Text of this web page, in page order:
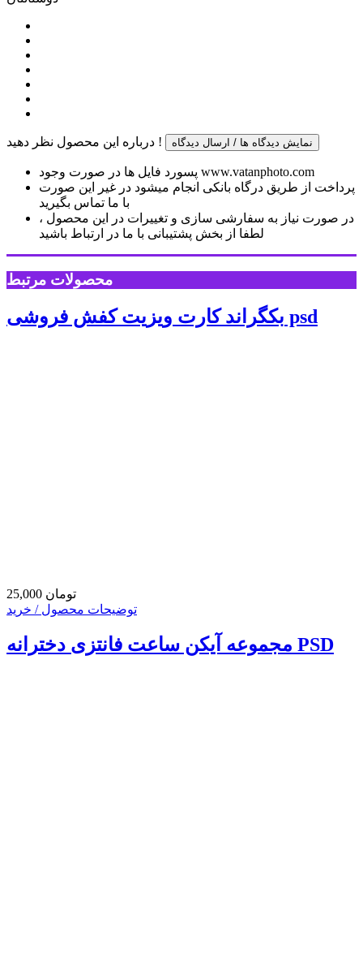
درباره این محصول نظر دهید ! نمایش دیدگاه ها / ارسال دیدگاه
پسورد فایل ها در صورت وجود www.vatanphoto.com
پرداخت از طریق درگاه بانکی انجام میشود در غیر این صورت
با ما تماس بگیرید
در صورت نیاز به سفارشی سازی و تغییرات در این محصول ،
لطفا از بخش پشتیبانی با ما در ارتباط باشید
محصولات مرتبط
بکگراند کارت ویزیت کفش فروشی psd
25,000 تومان
توضیحات محصول / خرید
مجموعه آیکن ساعت فانتزی دخترانه PSD